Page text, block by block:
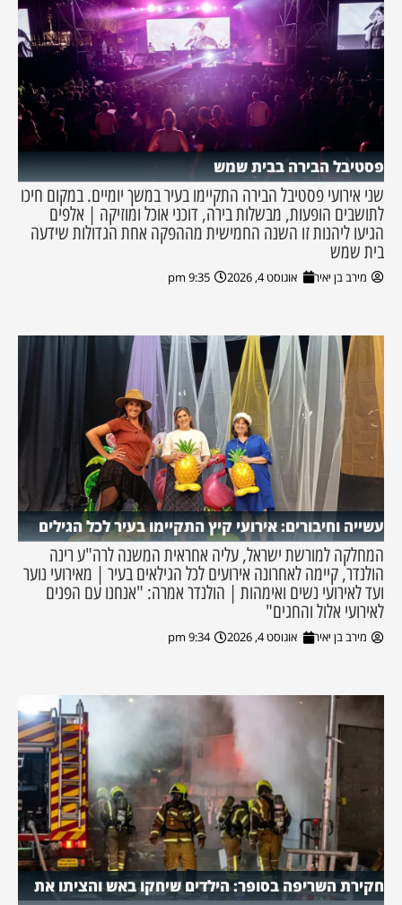
פסטיבל הבירה בבית שמש
שני אירועי פסטיבל הבירה התקיימו בעיר במשך יומיים. במקום חיכו
לתושבים הופעות, מבשלות בירה, דוכני אוכל ומוזיקה | אלפים
הגיעו ליהנות זו השנה החמישית מההפקה אחת הגדולות שידעה
בית שמש
מירב בן יאיר אוגוסט 4, 2026 9:35 pm
עשייה וחיבורים: אירועי קיץ התקיימו בעיר לכל הגילים
המחלקה למורשת ישראל, עליה אחראית המשנה לרה"ע רינה
הולנדר, קיימה לאחרונה אירועים לכל הגילאים בעיר | מאירועי נוער
ועד לאירועי נשים ואימהות | הולנדר אמרה: "אנחנו עם הפנים
לאירועי אלול והחגים"
מירב בן יאיר אוגוסט 4, 2026 9:34 pm
חקירת השריפה בסופר: הילדים שיחקו באש והציתו את